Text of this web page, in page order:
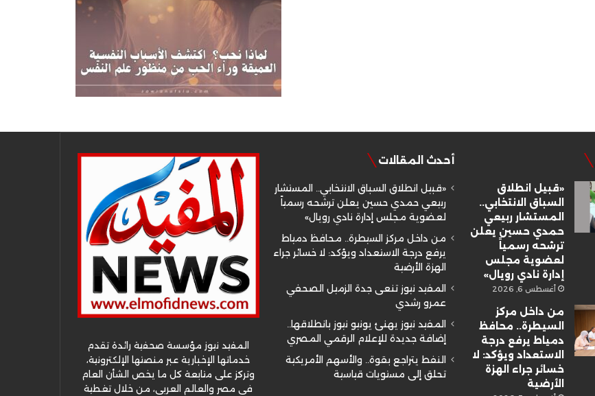
«قبيل انطلاق
السباق الانتخابي..
المستشار ربيعي
حمدي حسين يعلن
ترشحه رسمياً
لعضوية مجلس
إدارة نادي رويال»
أغسطس 6, 2026
من داخل مركز
السيطرة.. محافظ
دمياط يرفع درجة
الاستعداد ويؤكد: لا
خسائر جراء الهزة
الأرضية
أحدث المقالات
«قبيل انطلاق السباق الانتخابي.. المستشار
ربيعي حمدي حسين يعلن ترشحه رسمياً
لعضوية مجلس إدارة نادي رويال»
من داخل مركز السيطرة.. محافظ دمياط
يرفع درجة الاستعداد ويؤكد: لا خسائر جراء
الهزة الأرضية
المفيد نيوز تنعى جدة الزميل الصحفي
عمرو رشدي
المفيد نيوز يهنئ يونيو نيوز بانطلاقها..
إضافة جديدة للإعلام الرقمي المصري
النفط يتراجع بقوة.. والأسهم الأمريكية
تحلق إلى مستويات قياسية
المفيد نيوز مؤسسة صحفية رائدة تقدم
خدماتها الإخبارية عبر منصتها الإلكترونية،
وتركز على متابعة كل ما يخص الشأن العام
في مصر والعالم العربي، من خلال تغطية